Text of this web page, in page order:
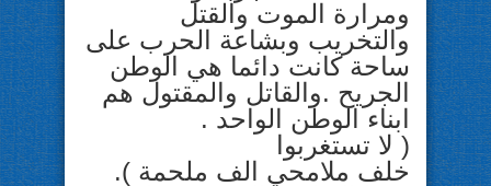
ومرارة الموت والقتل
والتخريب وبشاعة الحرب على
ساحة كانت دائما هي الوطن
الجريح .والقاتل والمقتول هم
ابناء الوطن الواحد .
( لا تستغربوا
خلف ملامحي الف ملحمة ).